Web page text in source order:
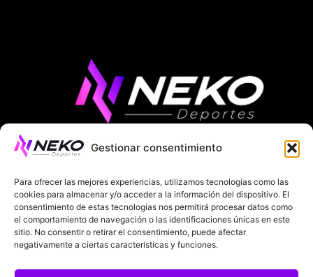
Gestionar consentimiento
Para ofrecer las mejores experiencias, utilizamos tecnologías como las
cookies para almacenar y/o acceder a la información del dispositivo. El
consentimiento de estas tecnologías nos permitirá procesar datos como
el comportamiento de navegación o las identificaciones únicas en este
sitio. No consentir o retirar el consentimiento, puede afectar
negativamente a ciertas características y funciones.
ÚLTIMAS NOTICIAS COMPETICIONES EUROPEAS
LA LIGA MUNDIAL 2026 FÚTBOL INTERNACIONAL
SOBRE NOSOTROS
POLÍTICA DE PRIVACIDAD